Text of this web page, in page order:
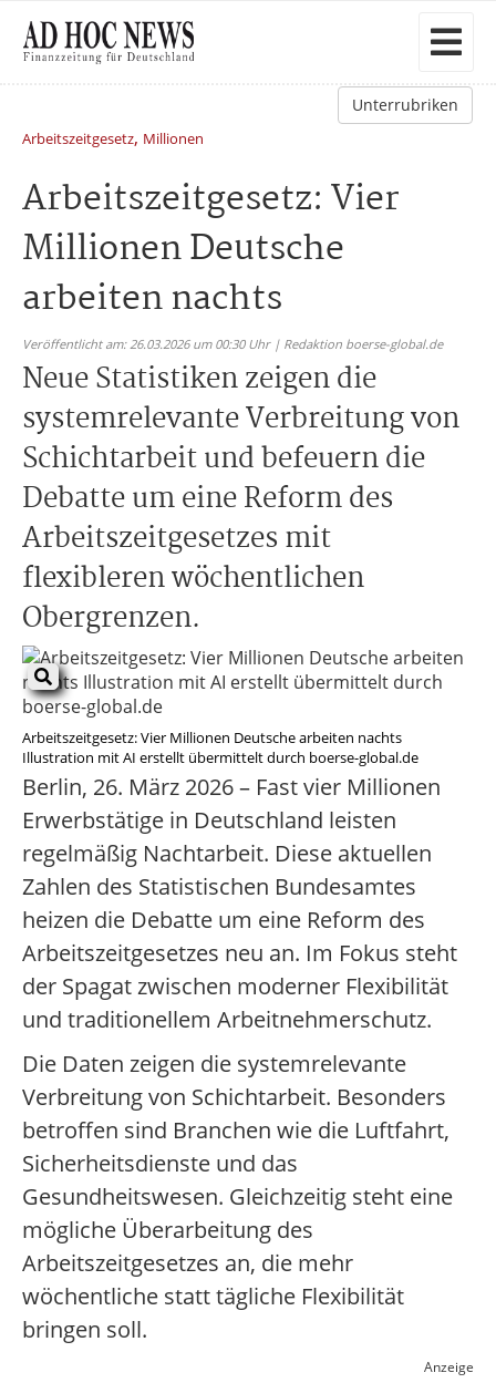
Unterrubriken
Arbeitszeitgesetz, Millionen
Arbeitszeitgesetz: Vier
Millionen Deutsche
arbeiten nachts
Veröffentlicht am: 26.03.2026 um 00:30 Uhr | Redaktion boerse-global.de
Neue Statistiken zeigen die
systemrelevante Verbreitung von
Schichtarbeit und befeuern die
Debatte um eine Reform des
Arbeitszeitgesetzes mit
flexibleren wöchentlichen
Obergrenzen.
Arbeitszeitgesetz: Vier Millionen Deutsche arbeiten nachts
Illustration mit AI erstellt übermittelt durch boerse-global.de
Berlin, 26. März 2026 – Fast vier Millionen
Erwerbstätige in Deutschland leisten
regelmäßig Nachtarbeit. Diese aktuellen
Zahlen des Statistischen Bundesamtes
heizen die Debatte um eine Reform des
Arbeitszeitgesetzes neu an. Im Fokus steht
der Spagat zwischen moderner Flexibilität
und traditionellem Arbeitnehmerschutz.
Die Daten zeigen die systemrelevante
Verbreitung von Schichtarbeit. Besonders
betroffen sind Branchen wie die Luftfahrt,
Sicherheitsdienste und das
Gesundheitswesen. Gleichzeitig steht eine
mögliche Überarbeitung des
Arbeitszeitgesetzes an, die mehr
wöchentliche statt tägliche Flexibilität
bringen soll.
Anzeige